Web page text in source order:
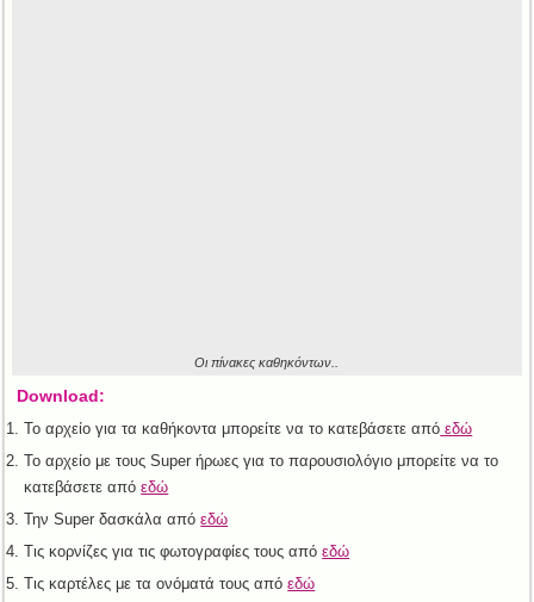
Οι πίνακες καθηκόντων..
Download:
Το αρχείο για τα καθήκοντα μπορείτε να το κατεβάσετε από εδώ
Το αρχείο με τους Super ήρωες για το παρουσιολόγιο μπορείτε να το
κατεβάσετε απόεδώ
Την Super δασκάλα απόεδώ
Τις κορνίζες για τις φωτογραφίες τους απόεδώ
Τις καρτέλες με τα ονόματά τους απόεδώ